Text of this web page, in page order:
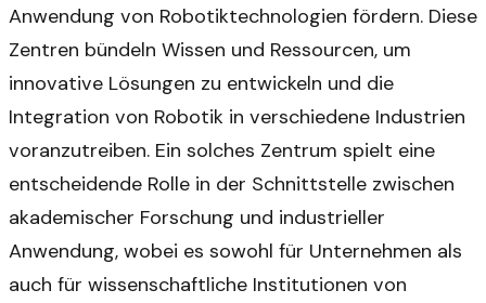
Anwendung von Robotiktechnologien fördern. Diese
Zentren bündeln Wissen und Ressourcen, um
innovative Lösungen zu entwickeln und die
Integration von Robotik in verschiedene Industrien
voranzutreiben. Ein solches Zentrum spielt eine
entscheidende Rolle in der Schnittstelle zwischen
akademischer Forschung und industrieller
Anwendung, wobei es sowohl für Unternehmen als
auch für wissenschaftliche Institutionen von